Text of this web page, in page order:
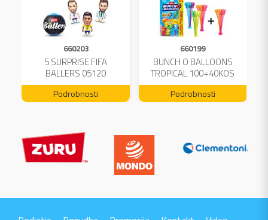
660203
5 SURPRISE FIFA
BALLERS 05120
Podrobnosti
660199
BUNCH O BALLOONS
TROPICAL 100+40KOS
FREE 04199
Podrobnosti